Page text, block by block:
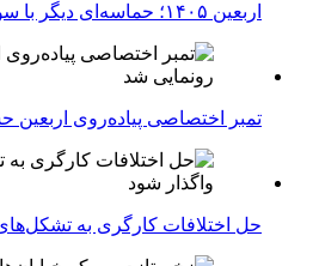
اربعین ۱۴۰۵؛ حماسه‌ای دیگر با سوگ رهبر شهید
تمبر اختصاصی پیاده‌روی اربعین
حل اختلافات کارگری به